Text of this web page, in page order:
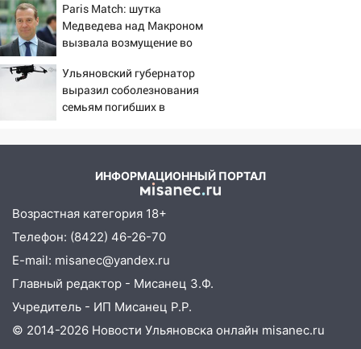
Нижнекамске 10/08/2026
– Новости
Paris Match: шутка
Медведева над Макроном
вызвала возмущение во
Ульяновский губернатор
выразил соболезнования
семьям погибших в
ИНФОРМАЦИОННЫЙ ПОРТАЛ
Возрастная категория 18+
Телефон: (8422) 46-26-70
E-mail: misanec@yandex.ru
Главный редактор - Мисанец З.Ф.
Учредитель - ИП Мисанец Р.Р.
© 2014-2026 Новости Ульяновска онлайн misanec.ru